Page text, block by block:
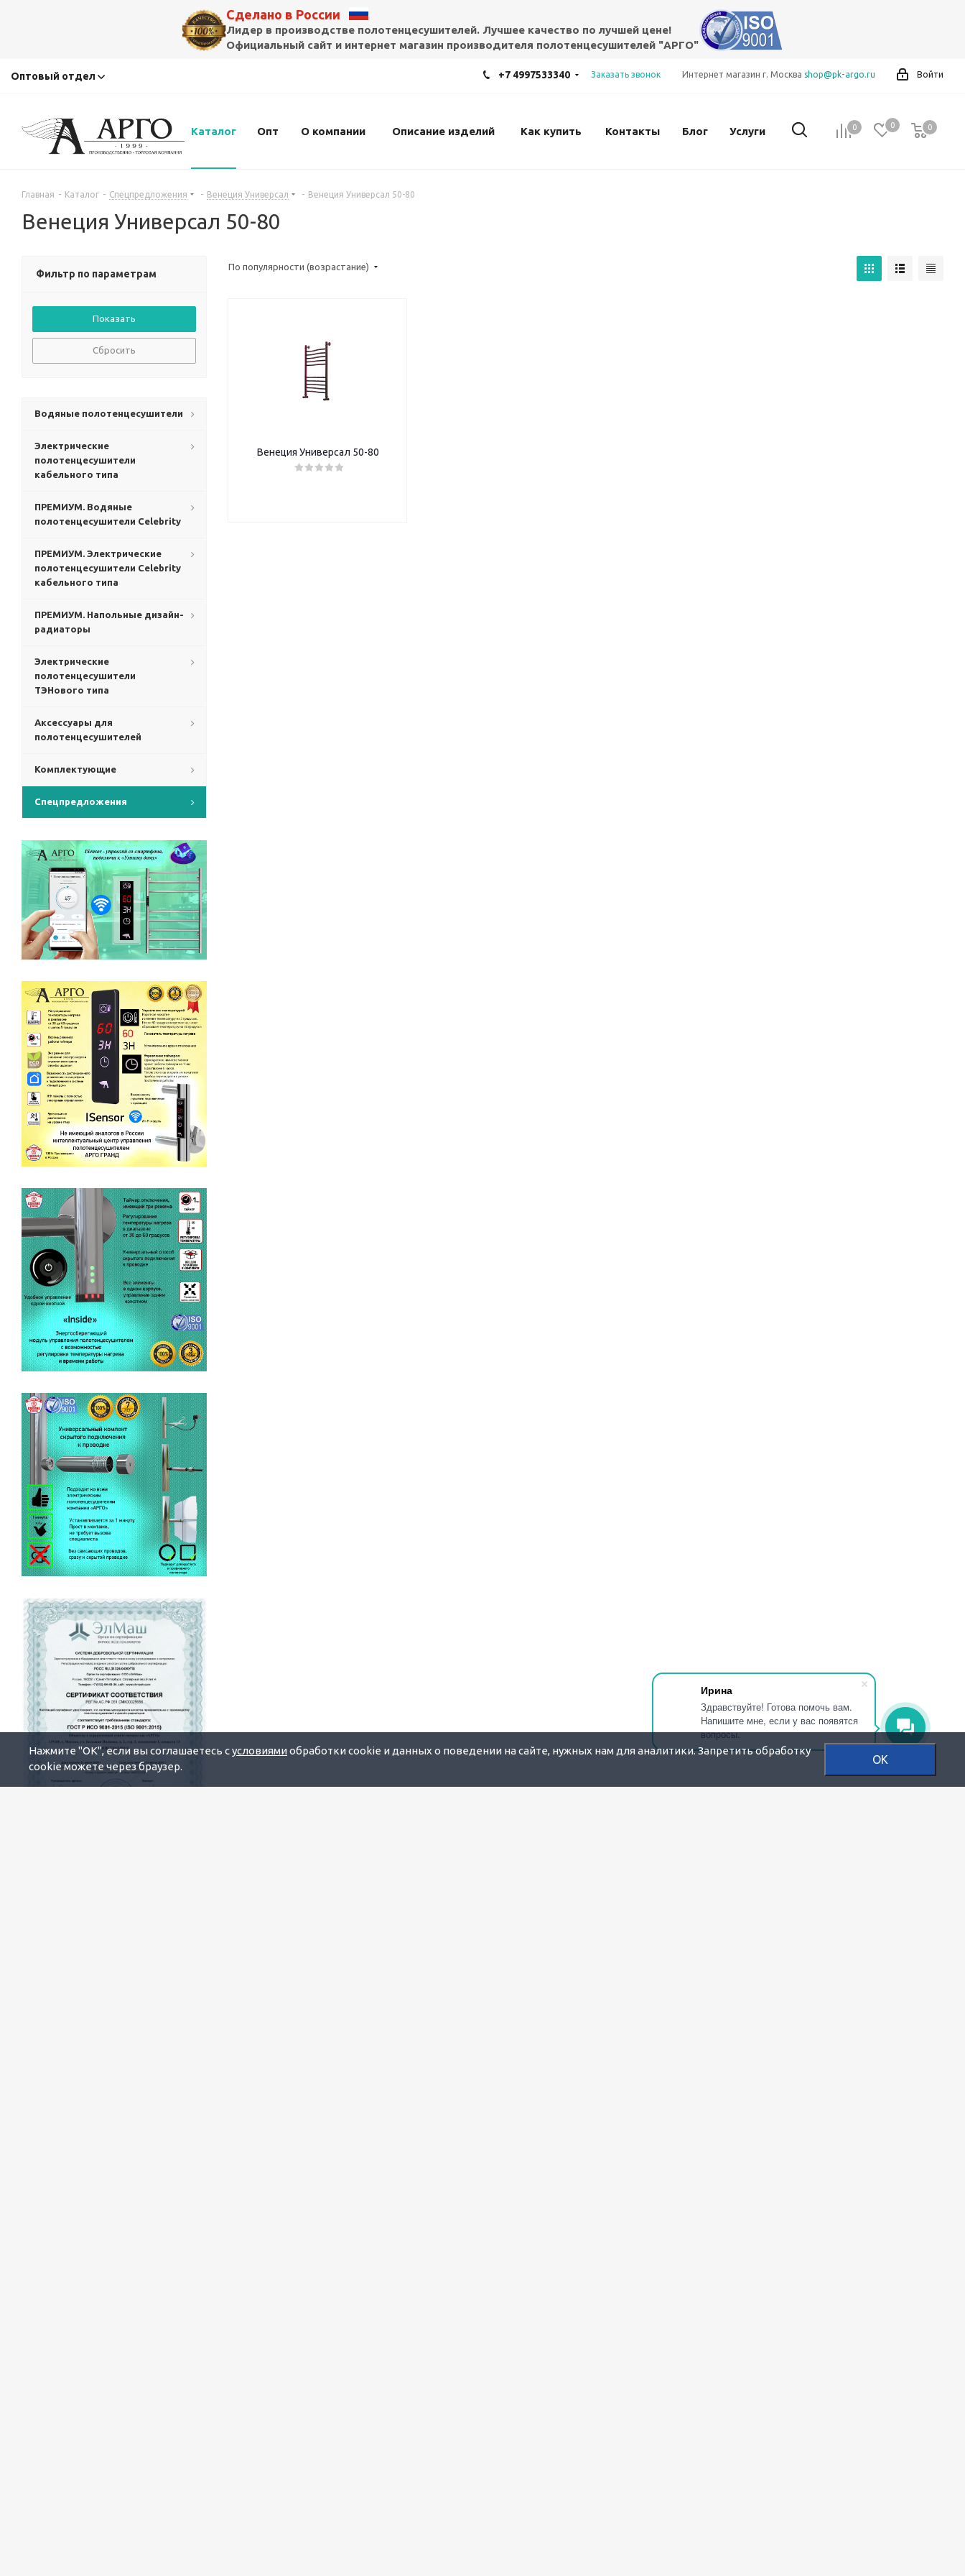
Ирина
Здравствуйте! Готова помочь вам.
Напишите мне, если у вас появятся
вопросы.
Сделано в России
Лидер в производстве полотенцесушителей. Лучшее качество по лучшей цене!
Официальный сайт и интернет магазин производителя полотенцесушителей "АРГО"
Оптовый отдел Войти
Интернет магазин г. Москва shop@pk-argo.ru
+7 4997533340 Заказать звонок
0 0 0
0
Каталог Опт О компании Описание изделий Как купить Контакты Блог Услуги
Главная - Каталог - Спецпредложения - Венеция Универсал - Венеция Универсал 50-80
Венеция Универсал 50-80
По популярности (возрастание)
Венеция Универсал 50-80
Фильтр по параметрам
Сбросить
Водяные полотенцесушители
Электрические
полотенцесушители
кабельного типа
ПРЕМИУМ. Водяные
полотенцесушители Celebrity
ПРЕМИУМ. Электрические
полотенцесушители Celebrity
кабельного типа
ПРЕМИУМ. Напольные дизайн-
радиаторы
Электрические
полотенцесушители
ТЭНового типа
Аксессуары для
полотенцесушителей
Комплектующие
Спецпредложения
Нажмите "OK", если вы соглашаетесь сусловиямиобработки cookie и данных о поведении на сайте, нужных нам для аналитики. Запретить обработку
cookie можете через браузер.
OK